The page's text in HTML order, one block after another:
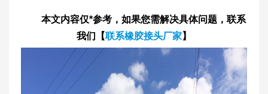
本文内容仅*参考，如果您需解决具体问题，联系
我们【联系橡胶接头厂家】